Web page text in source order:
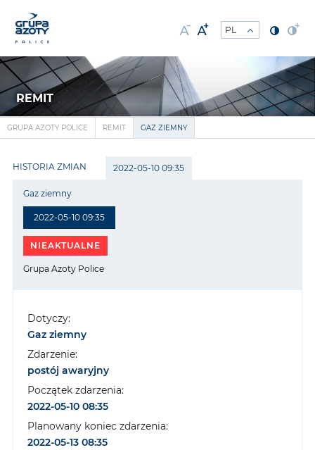
REMIT
GRUPA AZOTY POLICE REMIT GAZ ZIEMNY
HISTORIA ZMIAN 2022-05-10 09:35
2022-05-10 09:35
Gaz ziemny
NIEAKTUALNE
Grupa Azoty Police
Dotyczy:
Gaz ziemny
Zdarzenie:
postój awaryjny
Początek zdarzenia:
2022-05-10 08:35
Planowany koniec zdarzenia:
2022-05-13 08:35